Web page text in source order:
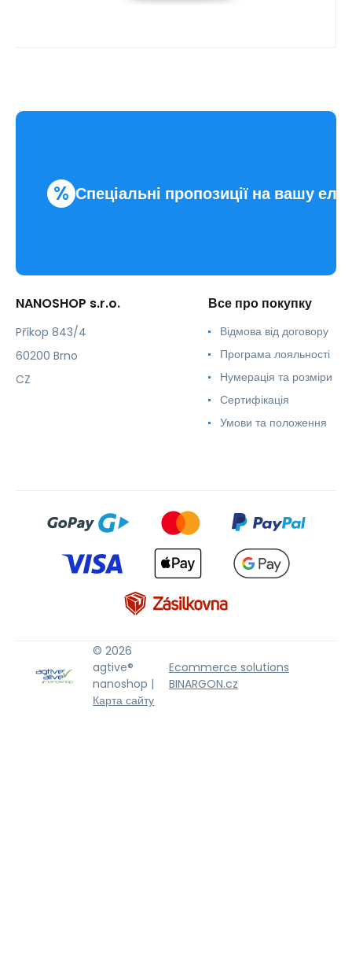
% Спеціальні пропозиції на вашу
NANOSHOP s.r.o.
Příkop 843/4
60200 Brno
CZ
Все про покупку
Відмова від договору
Програма лояльності
Нумерація та розміри
Сертифікація
Умови та положення
© 2026
agtive®
nanoshop |
Карта сайту
Ecommerce solutions
BINARGON.cz